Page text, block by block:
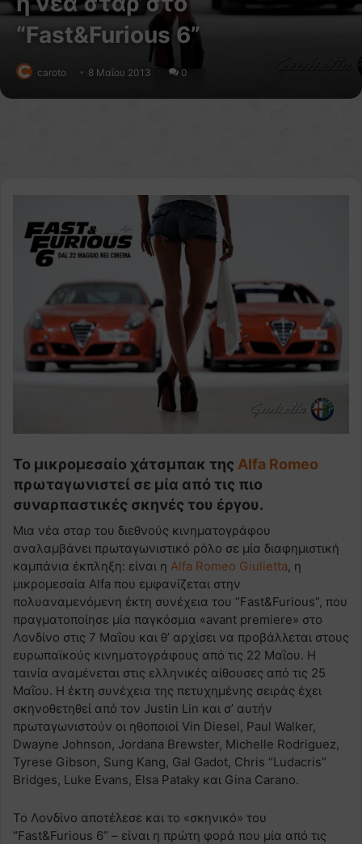
“Fast&Furious 6”
caroto 8 Μαΐου 2013 0
Το μικρομεσαίο χάτσμπακ της Alfa Romeo
πρωταγωνιστεί σε μία από τις πιο
συναρπαστικές σκηνές του έργου.
Μια νέα σταρ του διεθνούς κινηματογράφου
αναλαμβάνει πρωταγωνιστικό ρόλο σε μία διαφημιστική
καμπάνια έκπληξη: είναι η Alfa Romeo Giulietta, η
μικρομεσαία Alfa που εμφανίζεται στην
πολυαναμενόμενη έκτη συνέχεια του “Fast&Furious”, που
πραγματοποίησε μία παγκόσμια «avant premiere» στο
Λονδίνο στις 7 Μαΐου και θ’ αρχίσει να προβάλλεται στους
ευρωπαϊκούς κινηματογράφους από τις 22 Μαΐου. Η
ταινία αναμένεται στις ελληνικές αίθουσες από τις 25
Μαΐου. Η έκτη συνέχεια της πετυχημένης σειράς έχει
σκηνοθετηθεί από τον Justin Lin και σ’ αυτήν
πρωταγωνιστούν οι ηθοποιοί Vin Diesel, Paul Walker,
Dwayne Johnson, Jordana Brewster, Michelle Rodriguez,
Tyrese Gibson, Sung Kang, Gal Gadot, Chris “Ludacris”
Bridges, Luke Evans, Elsa Pataky και Gina Carano.
Το Λονδίνο αποτέλεσε και το «σκηνικό» του
“Fast&Furious 6” – είναι η πρώτη φορά που μία από τις